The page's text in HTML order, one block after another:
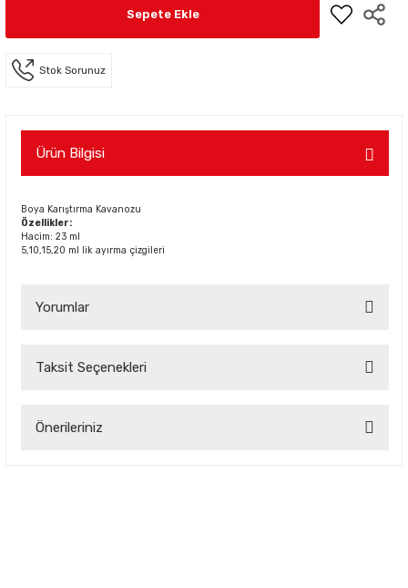
Sepete Ekle
Stok Sorunuz
Ürün Bilgisi
Boya Karıştırma Kavanozu
Özellikler:
Hacim: 23 ml
5,10,15,20 ml lik ayırma çizgileri
Yorumlar
Taksit Seçenekleri
Önerileriniz